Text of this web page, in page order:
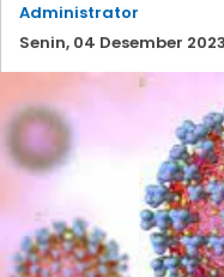
Administrator
Senin, 04 Desember